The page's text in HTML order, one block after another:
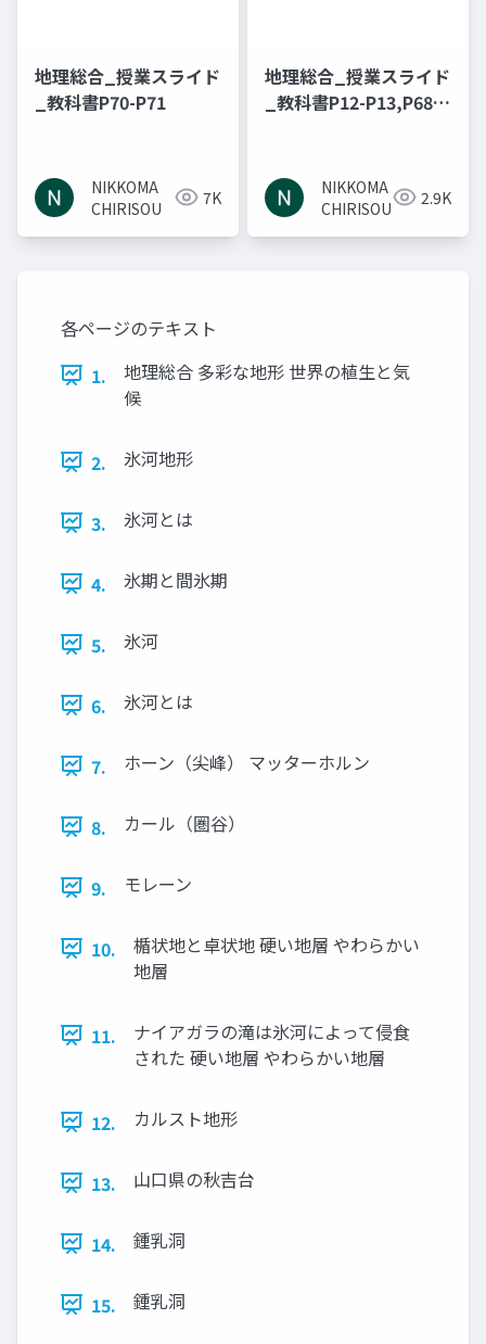
地理総合_授業スライド
_教科書P70-P71
NIKKOMA
CHIRISOU
7K
地理総合_授業スライド
_教科書P12-P13,P68-
NIKKOMA
CHIRISOU
2.9K
各ページのテキスト
1.
地理総合 多彩な地形 世界の植生と気
候
2. 氷河地形
3. 氷河とは
4. 氷期と間氷期
5. 氷河
6. 氷河とは
7. ホーン（尖峰） マッターホルン
8. カール（圏谷）
9. モレーン
10.
楯状地と卓状地 硬い地層 やわらかい
地層
11.
ナイアガラの滝は氷河によって侵食
された 硬い地層 やわらかい地層
12. カルスト地形
13. 山口県の秋吉台
14. 鍾乳洞
15. 鍾乳洞